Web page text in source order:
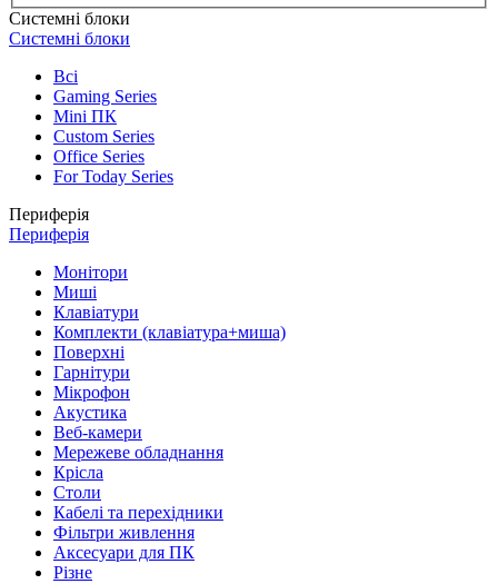
Системні блоки
Системні блоки
Всі
Gaming Series
Mini ПК
Custom Series
Office Series
For Today Series
Периферія
Периферія
Монітори
Миші
Клавіатури
Комплекти (клавіатура+миша)
Поверхні
Гарнітури
Мікрофон
Акустика
Веб-камери
Мережеве обладнання
Крісла
Столи
Кабелі та перехідники
Фільтри живлення
Аксесуари для ПК
Різне